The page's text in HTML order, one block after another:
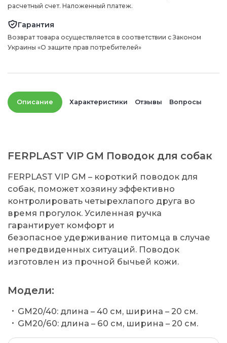
расчетный счет. Наложенный платеж.
Гарантия
Возврат товара осуществляется в соответствии с Законом
Украины «О защите прав потребителей»
Описание Характеристики Отзывы Вопросы
FERPLAST VIP GM Поводок для собак
FERPLAST VIP GM – короткий поводок для
собак, поможет хозяину эффективно
контролировать четырехлапого друга во
время прогулок. Усиленная ручка
гарантирует комфорт и
безопасное удерживание питомца в случае
непредвиденных ситуаций. Поводок
изготовлен из прочной бычьей кожи.
Модели:
GM20/40: длина – 40 см, ширина – 20 см.
GM20/60: длина – 60 см, ширина – 20 см.